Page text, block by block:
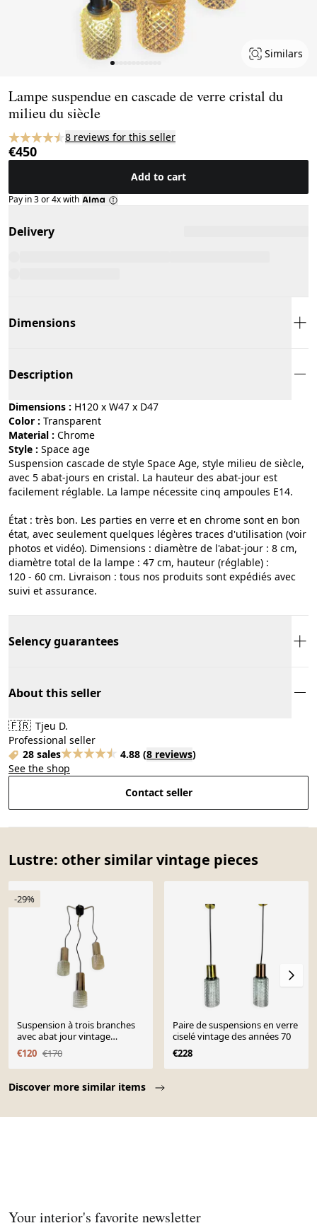
Similars
Lampe suspendue en cascade de verre cristal du
milieu du siècle
8 reviews for this seller
€450
Add to cart
Pay in 3 or 4x with
Delivery
Dimensions
Description
Dimensions : H120 x W47 x D47
Color :
transparent
Material :
chrome
Style :
space age
Suspension cascade de style Space Age, style milieu de siècle,
avec 5 abat-jours en cristal. La hauteur des abat-jour est
facilement réglable. La lampe nécessite cinq ampoules E14.
État : très bon. Les parties en verre et en chrome sont en bon
état, avec seulement quelques légères traces d'utilisation (voir
photos et vidéo). Dimensions : diamètre de l'abat-jour : 8 cm,
diamètre total de la lampe : 47 cm, hauteur (réglable) :
120 - 60 cm. Livraison : tous nos produits sont expédiés avec
suivi et assurance.
Selency guarantees
About this seller
🇫🇷 Tjeu D.
Professional seller
28 sales
4.88 (8 reviews)
See the shop
Contact seller
Lustre: other similar vintage pieces
Discover more similar items
-29%
Suspension à trois branches
avec abat jour vintage
transparent
€120 €170
Paire de suspensions en verre
ciselé vintage des années 70
€228
Your interior's favorite newsletter